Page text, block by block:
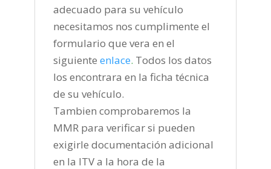
adecuado para su vehículo
necesitamos nos cumplimente el
formulario que vera en el
siguiente enlace. Todos los datos
los encontrara en la ficha técnica
de su vehículo.
Tambien comprobaremos la
MMR para verificar si pueden
exigirle documentación adicional
en la ITV a la hora de la